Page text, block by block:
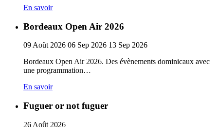
En savoir
Bordeaux Open Air 2026
09 Août 2026 06 Sep 2026 13 Sep 2026
Bordeaux Open Air 2026. Des évènements dominicaux avec
une programmation…
En savoir
Fuguer or not fuguer
26 Août 2026